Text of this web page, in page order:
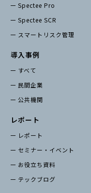
Spectee Pro
Spectee SCR
スマートリスク管理
導入事例
すべて
民間企業
公共機関
レポート
レポート
セミナー・イベント
お役立ち資料
テックブログ